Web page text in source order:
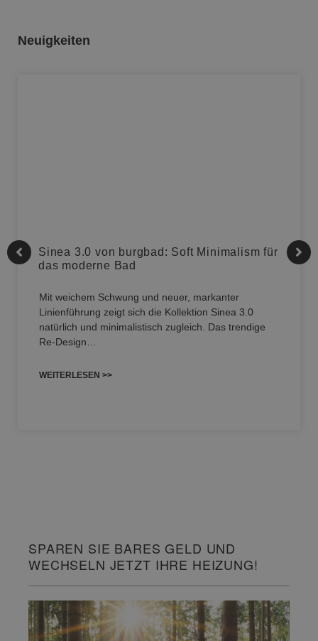
Neuigkeiten
Sinea 3.0 von burgbad: Soft Minimalism für
das moderne Bad
Mit weichem Schwung und neuer, markanter
Linienführung zeigt sich die Kollektion Sinea 3.0
natürlich und minimalistisch zugleich. Das trendige
Re-Design…
WEITERLESEN >>
SPAREN SIE BARES GELD UND
WECHSELN JETZT IHRE HEIZUNG!